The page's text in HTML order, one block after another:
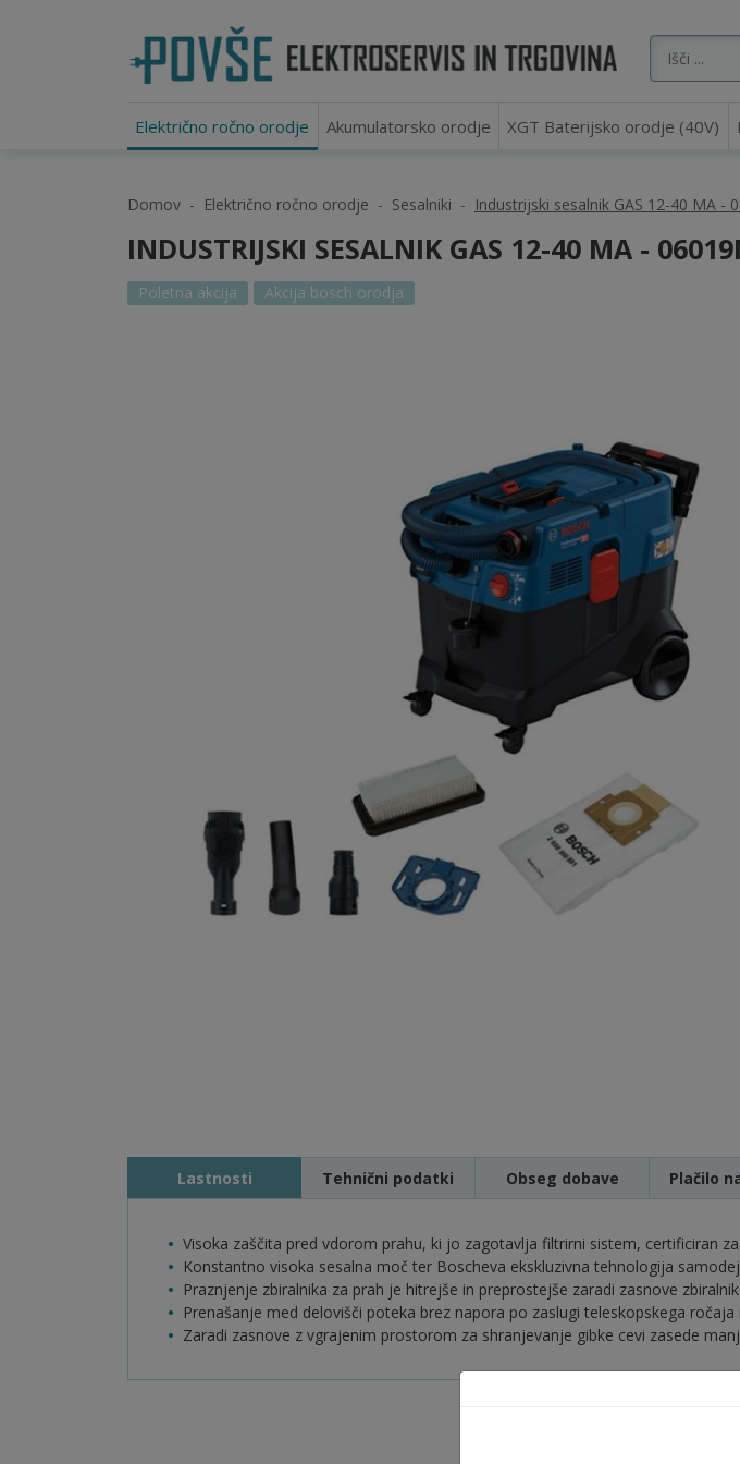
Električno ročno orodje Akumulatorsko orodje XGT Baterijsko orodje (40V)
Domov Električno ročno orodje Sesalniki Industrijski sesalnik GAS 12-40 MA -
INDUSTRIJSKI SESALNIK GAS 12-40 MA -
Poletna akcija Akcija bosch orodja
Lastnosti Tehnični podatki Obseg dobave Plačilo
Visoka zaščita pred vdorom prahu, ki jo zagotavlja filtrirni sistem, certificiran
Konstantno visoka sesalna moč ter Boscheva ekskluzivna tehnologija
Praznjenje zbiralnika za prah je hitrejše in preprostejše zaradi zasnove
Prenašanje med delovišči poteka brez napora po zaslugi teleskopskega
Zaradi zasnove z vgrajenim prostorom za shranjevanje gibke cevi zasede